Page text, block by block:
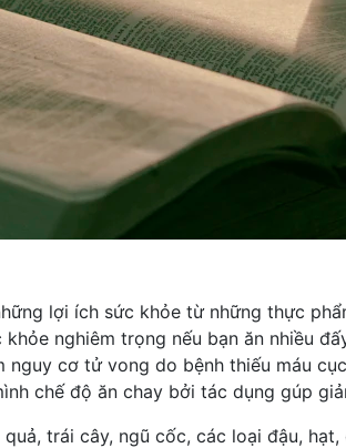
lợi ích sức khỏe từ những thực
nghiêm trọng nếu bạn ăn nhiều
nguy cơ tử vong do bệnh thiếu máu
chế độ ăn chay bởi tác dụng gúp
trái cây, ngũ cốc, các loại đậu,